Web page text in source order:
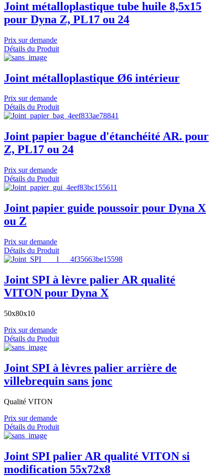
Joint métalloplastique tube huile 8,5x15
pour Dyna Z, PL17 ou 24
Prix sur demande
Détails du Produit
Joint métalloplastique Ø6 intérieur
Prix sur demande
Détails du Produit
Joint papier bague d'étanchéité AR. pour
Z, PL17 ou 24
Prix sur demande
Détails du Produit
Joint papier guide poussoir pour Dyna X
ou Z
Prix sur demande
Détails du Produit
Joint SPI à lèvre palier AR qualité
VITON pour Dyna X
50x80x10
Prix sur demande
Détails du Produit
Joint SPI à lèvres palier arrière de
villebrequin sans jonc
Qualité VITON
Prix sur demande
Détails du Produit
Joint SPI palier AR qualité VITON si
modification 55x72x8